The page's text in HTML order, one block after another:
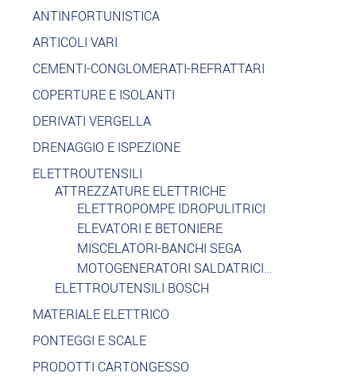
ANTINFORTUNISTICA
ARTICOLI VARI
CEMENTI-CONGLOMERATI-REFRATTARI
COPERTURE E ISOLANTI
DERIVATI VERGELLA
DRENAGGIO E ISPEZIONE
ELETTROUTENSILI
ATTREZZATURE ELETTRICHE
ELETTROPOMPE IDROPULITRICI
ELEVATORI E BETONIERE
MISCELATORI-BANCHI SEGA
MOTOGENERATORI SALDATRICI…
ELETTROUTENSILI BOSCH
MATERIALE ELETTRICO
PONTEGGI E SCALE
PRODOTTI CARTONGESSO